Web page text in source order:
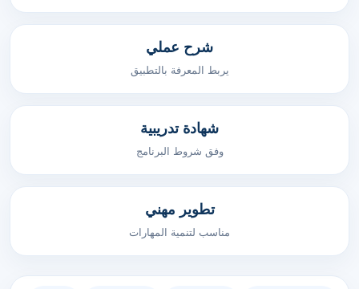
شرح عملي
يربط المعرفة بالتطبيق
شهادة تدريبية
وفق شروط البرنامج
تطوير مهني
مناسب لتنمية المهارات